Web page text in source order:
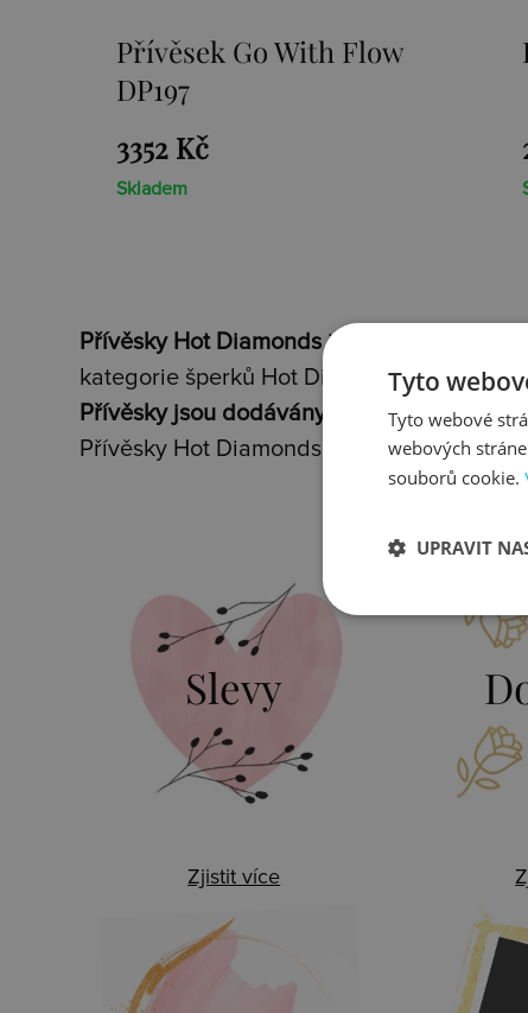
Přívěsek Paradise DP230
2659 Kč
Skladem
Přívěsky Hot Diamondsjsou nádherné
kategorie šperků Hot Diamonds.
Přívěsky jsou dodávány vždy s
Přívěsky Hot Diamonds obsahují dvě
Slevy
Zjistit více
Tyto
Tyto webové
webových
souborů cookie.
UPRAVIT